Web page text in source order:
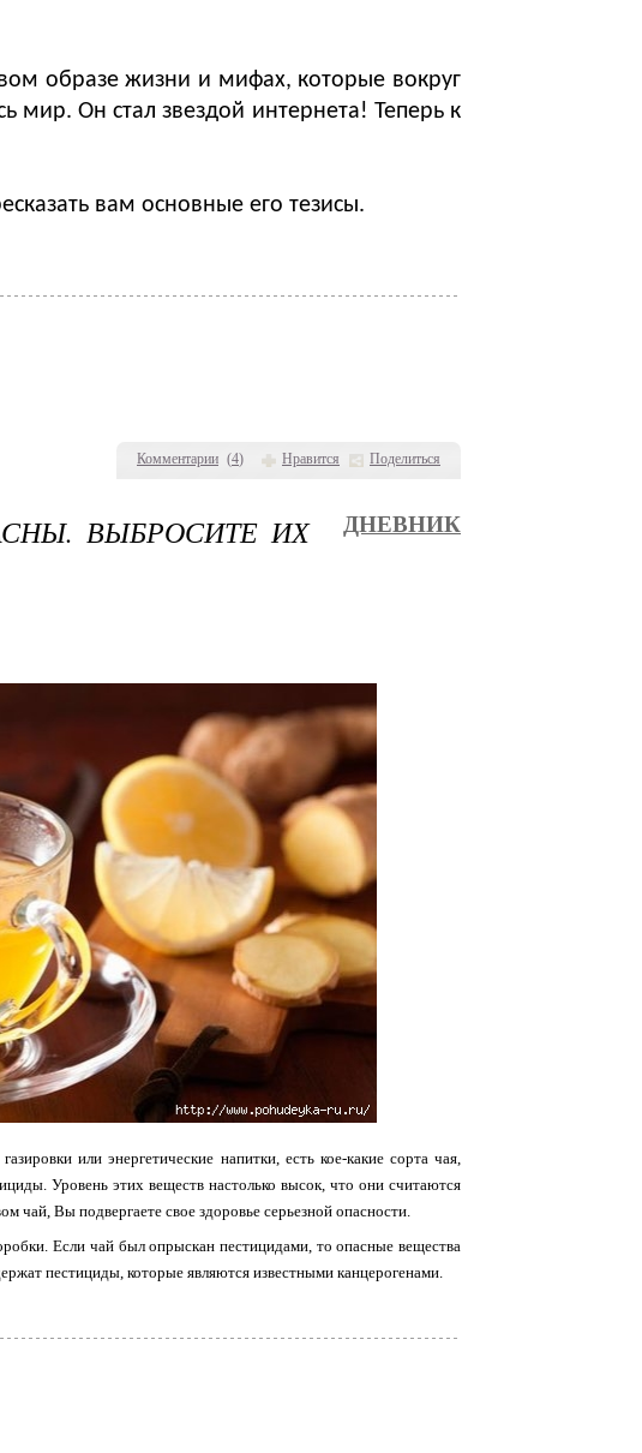
Комментарии (4) Нравится Поделиться
образе жизни и мифах, которые вокруг
мир. Он стал звездой интернета! Теперь к
вам основные его тезисы.
ВЫБРОСИТЕ ИХ
ДНЕВНИК
или энергетические напитки, есть кое-какие сорта чая,
Уровень этих веществ настолько высок, что они считаются
чай, Вы подвергаете свое здоровье серьезной опасности.
Если чай был опрыскан пестицидами, то опасные вещества
пестициды, которые являются известными канцерогенами.